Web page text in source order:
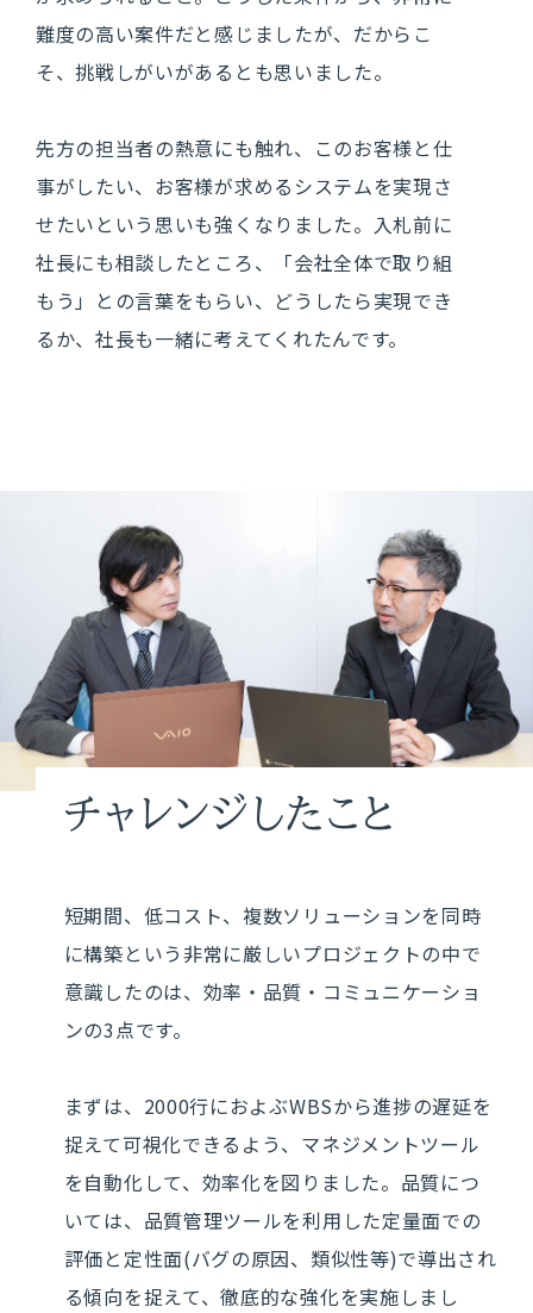
難度の高い案件だと感じましたが、だからこ
そ、挑戦しがいがあるとも思いました。
先方の担当者の熱意にも触れ、このお客様と仕
事がしたい、お客様が求めるシステムを実現さ
せたいという思いも強くなりました。入札前に
社長にも相談したところ、「会社全体で取り組
もう」との言葉をもらい、どうしたら実現でき
るか、社長も一緒に考えてくれたんです。
チャレンジしたこと
短期間、低コスト、複数ソリューションを同時
に構築という非常に厳しいプロジェクトの中で
意識したのは、効率・品質・コミュニケーショ
ンの3点です。
まずは、2000行におよぶWBSから進捗の遅延を
捉えて可視化できるよう、マネジメントツール
を自動化して、効率化を図りました。品質につ
いては、品質管理ツールを利用した定量面での
評価と定性面(バグの原因、類似性等)で導出され
る傾向を捉えて、徹底的な強化を実施しまし